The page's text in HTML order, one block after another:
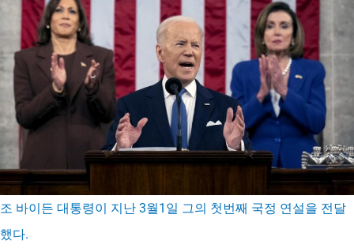
조 바이든 대통령이 지난 3월1일 그의 첫번째 국정 연설을 전달
했다.